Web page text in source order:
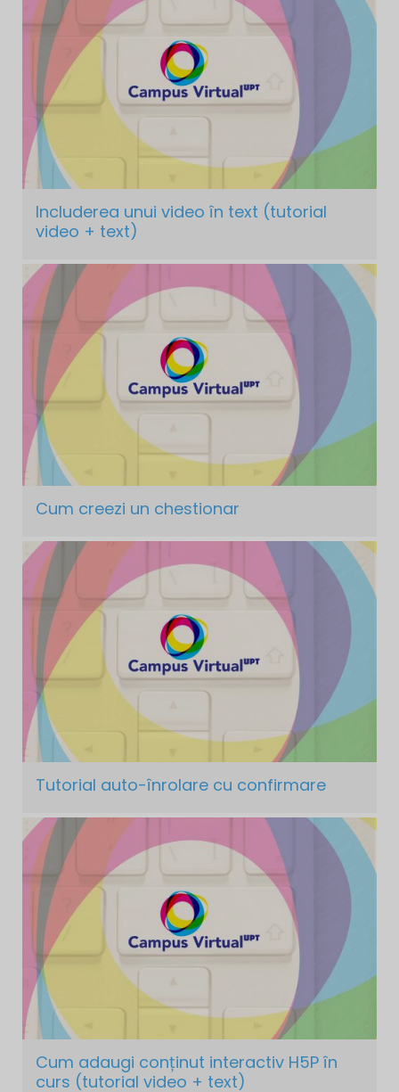
Includerea unui video în text (tutorial
video + text)
Cum creezi un chestionar
Tutorial auto-înrolare cu confirmare
Cum adaugi conținut interactiv H5P în
curs (tutorial video + text)